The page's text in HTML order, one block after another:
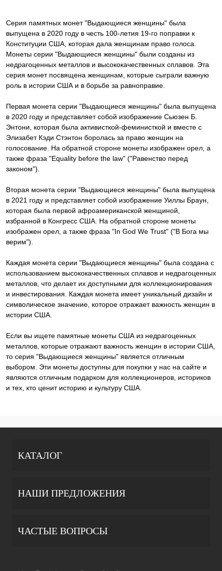
Серия памятных монет "Выдающиеся женщины" была
выпущена в 2020 году в честь 100-летия 19-го поправки к
Конституции США, которая дала женщинам право голоса.
Монеты серии "Выдающиеся женщины" были созданы из
недрагоценных металлов и высококачественных сплавов. Эта
серия монет посвящена женщинам, которые сыграли важную
роль в истории США и в борьбе за равноправие.
Первая монета серии "Выдающиеся женщины" была выпущена
в 2020 году и представляет собой изображение Сьюзен Б.
Энтони, которая была активисткой-феминисткой и вместе с
Элизабет Кэди Стэнтон боролась за право женщин на
голосование. На обратной стороне монеты изображен орел, а
также фраза "Equality before the law" ("Равенство перед
законом").
Вторая монета серии "Выдающиеся женщины" была выпущена
в 2021 году и представляет собой изображение Уиллы Браун,
которая была первой афроамериканской женщиной,
избранной в Конгресс США. На обратной стороне монеты
изображен орел, а также фраза "In God We Trust" ("В Бога мы
верим").
Каждая монета серии "Выдающиеся женщины" была создана с
использованием высококачественных сплавов и недрагоценных
металлов, что делает их доступными для коллекционирования
и инвестирования. Каждая монета имеет уникальный дизайн и
символическое значение, которое отражает важность женщин в
истории США.
Если вы ищете памятные монеты США из недрагоценных
металлов, которые отражают важность женщин в истории США,
то серия "Выдающиеся женщины" является отличным
выбором. Эти монеты доступны для покупки у нас на сайте и
являются отличным подарком для коллекционеров, историков
и тех, кто ценит историю и культуру США.
КАТАЛОГ
НАШИ ПРЕДЛОЖЕНИЯ
ЧАСТЫЕ ВОПРОСЫ